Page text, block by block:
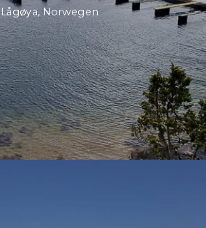
Lågøya, Norwegen